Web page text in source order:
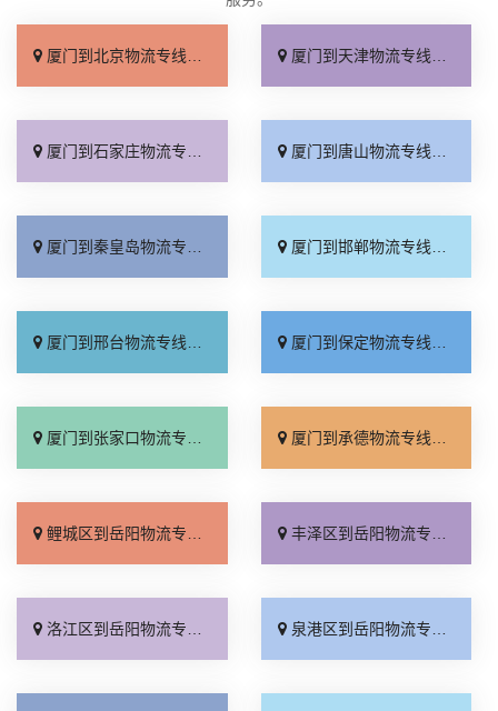
厦门到北京物流专线_直达不中转「送货到门」 厦门到天津物流专线_运保时效「高效快运」
厦门到石家庄物流专线_准时准点「多少公里」 厦门到唐山物流专线_全境派送「收费介绍」
厦门到秦皇岛物流专线_高效运输「运保时效」 厦门到邯郸物流专线_物流拼车「全境配送」
厦门到邢台物流专线_专业靠谱「上门提货」 厦门到保定物流专线_全程直达「高效运输」
厦门到张家口物流专线_全境派送「多久能到」 厦门到承德物流专线_专业调车「合理收费」
鲤城区到岳阳物流专线_专业靠谱「快运直达」 丰泽区到岳阳物流专线_市县派送「高速快运」
洛江区到岳阳物流专线_价格实惠「多年经验」 泉港区到岳阳物流专线_合理收费「直发全境」